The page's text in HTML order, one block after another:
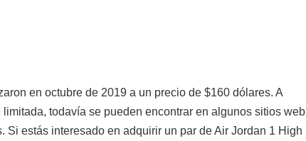
en octubre de 2019 a un precio de $160 dólares. A
todavía se pueden encontrar en algunos sitios web
estás interesado en adquirir un par de Air Jordan 1 High